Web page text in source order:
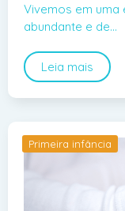
Vivemos em
abundante e de…
Leia mais
Primeira infância